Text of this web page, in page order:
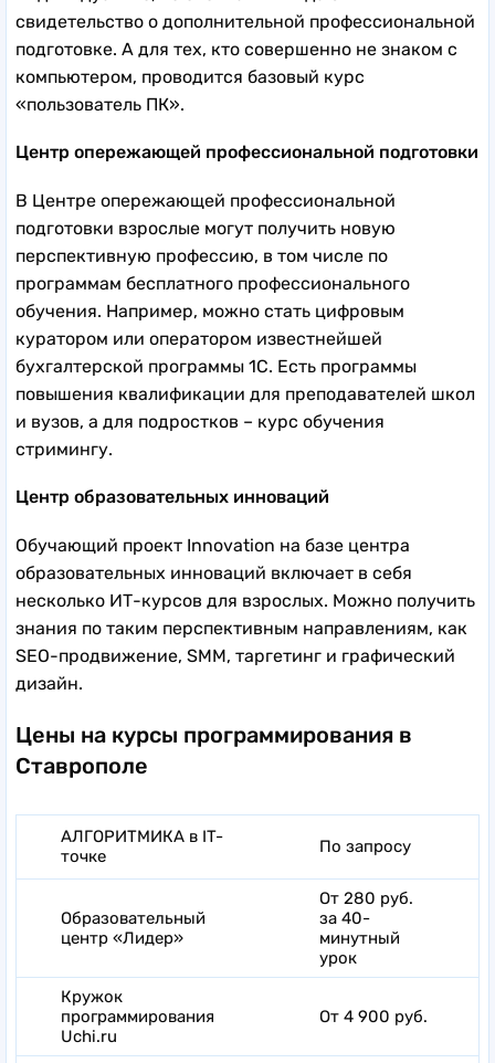
свидетельство о дополнительной профессиональной
подготовке. А для тех, кто совершенно не знаком с
компьютером, проводится базовый курс
«пользователь ПК».
Центр опережающей профессиональной подготовки
В Центре опережающей профессиональной
подготовки взрослые могут получить новую
перспективную профессию, в том числе по
программам бесплатного профессионального
обучения. Например, можно стать цифровым
куратором или оператором известнейшей
бухгалтерской программы 1С. Есть программы
повышения квалификации для преподавателей школ
и вузов, а для подростков – курс обучения
стримингу.
Центр образовательных инноваций
Обучающий проект Innovation на базе центра
образовательных инноваций включает в себя
несколько ИТ-курсов для взрослых. Можно получить
знания по таким перспективным направлениям, как
SEO-продвижение, SMM, таргетинг и графический
дизайн.
Цены на курсы программирования в
Ставрополе
АЛГОРИТМИКА в IT-
точке
По запросу
Образовательный
центр «Лидер»
От 280 руб.
за 40-
минутный
урок
Кружок
программирования
Uchi.ru
От 4 900 руб.